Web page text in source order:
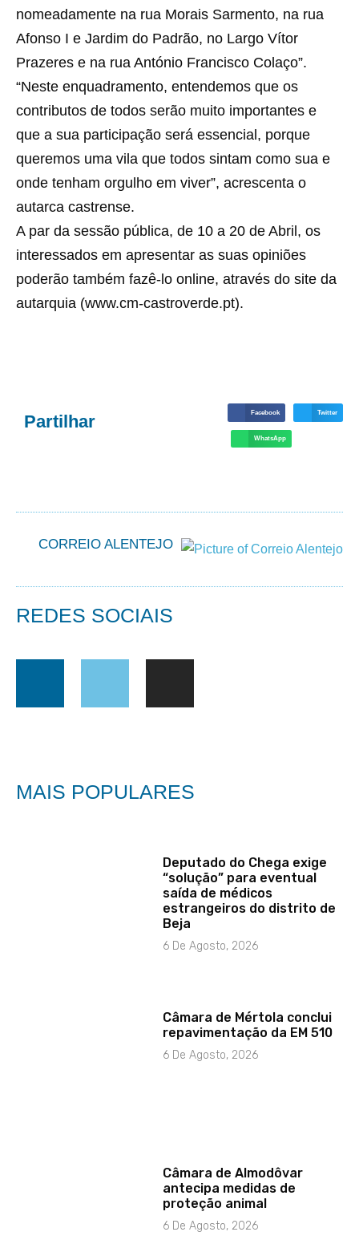
nomeadamente na rua Morais Sarmento, na rua
Afonso I e Jardim do Padrão, no Largo Vítor
Prazeres e na rua António Francisco Colaço”.
“Neste enquadramento, entendemos que os
contributos de todos serão muito importantes e
que a sua participação será essencial, porque
queremos uma vila que todos sintam como sua e
onde tenham orgulho em viver”, acrescenta o
autarca castrense.
A par da sessão pública, de 10 a 20 de Abril, os
interessados em apresentar as suas opiniões
poderão também fazê-lo online, através do site da
autarquia (www.cm-castroverde.pt).
Partilhar Facebook Twitter
WhatsApp
CORREIO ALENTEJO
REDES SOCIAIS
MAIS POPULARES
Deputado do Chega exige
“solução” para eventual
saída de médicos
estrangeiros do distrito de
Beja
6 De Agosto, 2026
Câmara de Mértola conclui
repavimentação da EM 510
6 De Agosto, 2026
Câmara de Almodôvar
antecipa medidas de
proteção animal
6 De Agosto, 2026